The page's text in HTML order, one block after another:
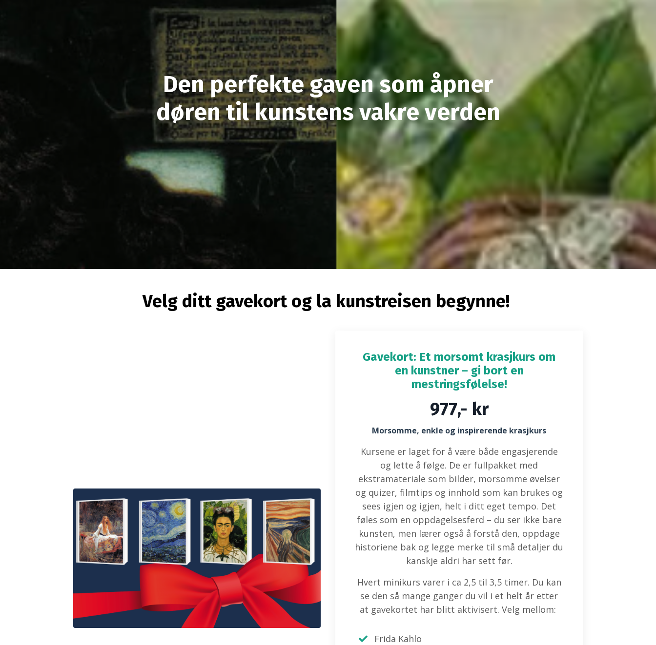
Den perfekte gaven som åpner
døren til kunstens vakre verden
Velg ditt gavekort og la kunstreisen begynne!
Gavekort: Et morsomt krasjkurs om
en kunstner – gi bort en
mestringsfølelse!
977,- kr
Morsomme, enkle og inspirerende krasjkurs
Kursene er laget for å være både engasjerende
og lette å følge. De er fullpakket med
ekstramateriale som bilder, morsomme øvelser
og quizer, filmtips og innhold som kan brukes og
sees igjen og igjen, helt i ditt eget tempo. Det
føles som en oppdagelsesferd – du ser ikke bare
kunsten, men lærer også å forstå den, oppdage
historiene bak og legge merke til små detaljer du
kanskje aldri har sett før.
Hvert minikurs varer i ca 2,5 til 3,5 timer. Du kan
se den så mange ganger du vil i et helt år etter
at gavekortet har blitt aktivisert. Velg mellom:
Frida Kahlo